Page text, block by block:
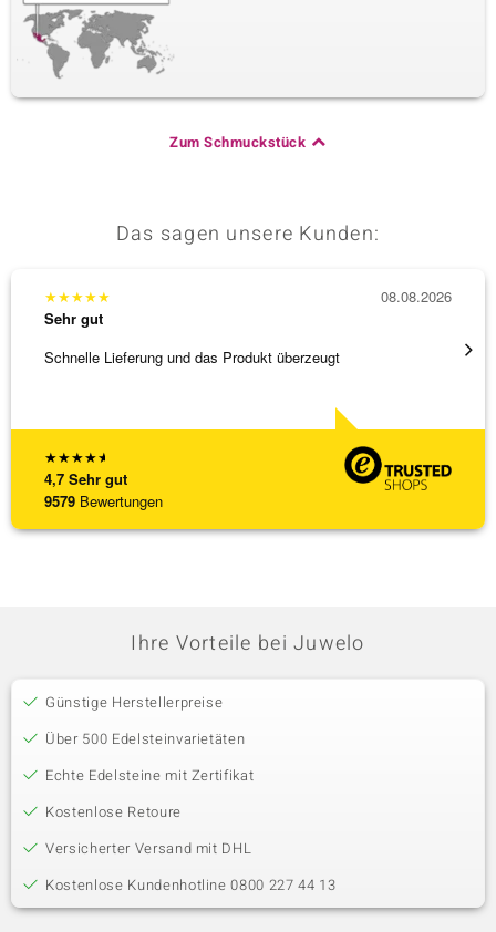
Zum Schmuckstück
Das sagen unsere Kunden:
★★★★★
4,7 Sehr gut
9579 Bewertungen
★★★★★
Sehr gut
Schnelle Lieferung und das Produkt überzeugt
08.08.2026
Ihre Vorteile bei Juwelo
Günstige Herstellerpreise
Über 500 Edelsteinvarietäten
Echte Edelsteine mit Zertifikat
Kostenlose Retoure
Versicherter Versand mit DHL
Kostenlose Kundenhotline 0800 227 44 13